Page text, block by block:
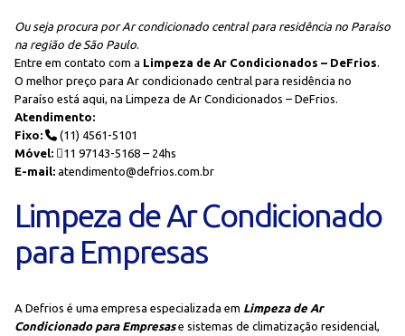
Ou seja procura por Ar condicionado central para residência no Paraíso
na região de São Paulo.
Entre em contato com a Limpeza de Ar Condicionados – DeFrios.
O melhor preço para Ar condicionado central para residência no
Paraíso está aqui, na Limpeza de Ar Condicionados – DeFrios.
Atendimento:
Fixo:
(11) 4561-5101
Móvel:
11 97143-5168 – 24hs
E-mail: atendimento@defrios.com.br
Limpeza de Ar Condicionado
para Empresas
A Defrios é uma empresa especializada em Limpeza de Ar
Condicionado para Empresase sistemas de climatização residencial,